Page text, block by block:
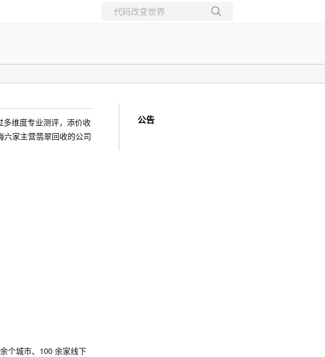
维度专业测评，添价收
家主营翡翠回收的公司
个城市、100 余家线下
公告